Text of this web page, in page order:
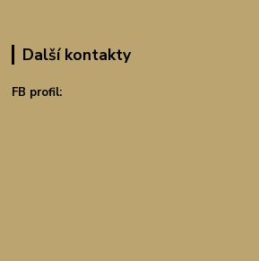
Další kontakty
FB profil: